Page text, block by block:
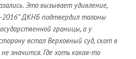
Это вызывает удивление,
2016” ДКНБ подтвердил талоны
границы, а у
встал Верховный суд, скот в
значится. Где хоть какая-то